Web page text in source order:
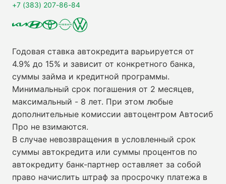
+7 (383) 207-86-84
Годовая ставка автокредита варьируется от
4.9% до 15% и зависит от конкретного банка,
суммы займа и кредитной программы.
Минимальный срок погашения от 2 месяцев,
максимальный - 8 лет. При этом любые
дополнительные комиссии автоцентром Автосиб
Про не взимаются.
В случае невозвращения в условленный срок
суммы автокредита или суммы процентов по
автокредиту банк-партнер оставляет за собой
право начислить штраф за просрочку платежа в